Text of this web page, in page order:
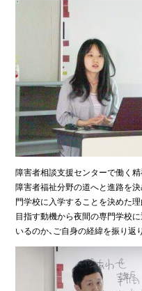
障害者相談支援センターで働く
障害者福祉分野の道へと進路を
門学校に入学することを決めた理
目指す動機から夜間の専門学校
いるのか、ご自身の経緯を振り返